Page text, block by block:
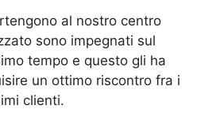
al nostro centro
sono impegnati sul
tempo e questo gli ha
un ottimo riscontro fra i
clienti.